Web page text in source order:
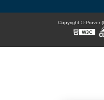
Copyright © Prover
W3C